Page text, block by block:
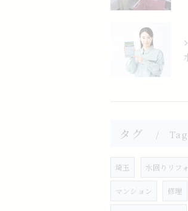
タグ
埼玉 水回りリフ
マンション 修理